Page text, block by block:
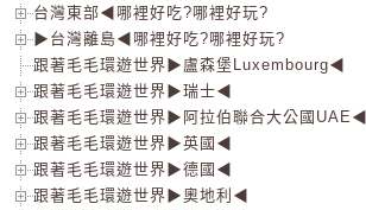
台灣東部◀哪裡好吃?哪裡好玩?
▶台灣離島◀哪裡好吃?哪裡好玩?
跟著毛毛環遊世界▶盧森堡Luxembourg◀
跟著毛毛環遊世界▶瑞士◀
跟著毛毛環遊世界▶阿拉伯聯合大公國UAE◀
跟著毛毛環遊世界▶英國◀
跟著毛毛環遊世界▶德國◀
跟著毛毛環遊世界▶奧地利◀